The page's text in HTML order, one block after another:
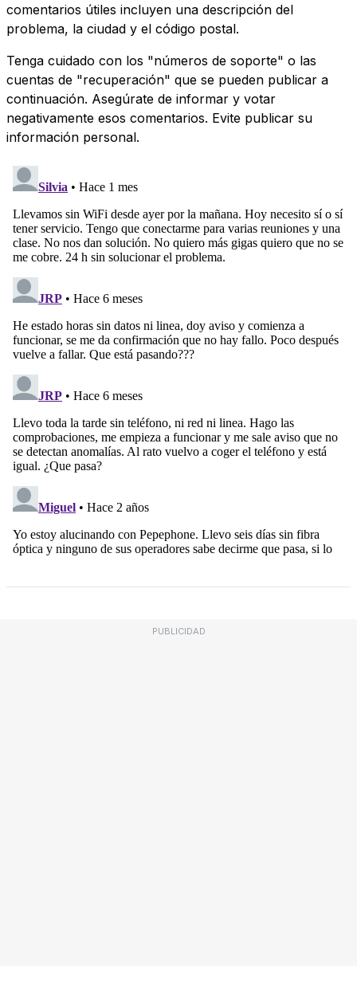
comentarios útiles incluyen una descripción del
problema, la ciudad y el código postal.
Tenga cuidado con los "números de soporte" o las
cuentas de "recuperación" que se pueden publicar a
continuación. Asegúrate de informar y votar
negativamente esos comentarios. Evite publicar su
información personal.
PUBLICIDAD